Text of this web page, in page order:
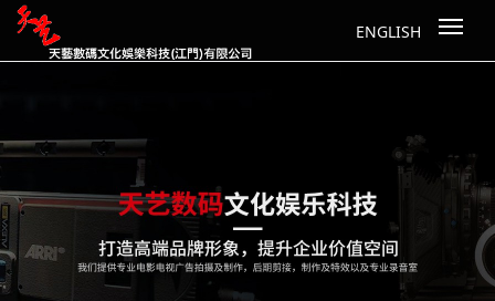
ENGLISH